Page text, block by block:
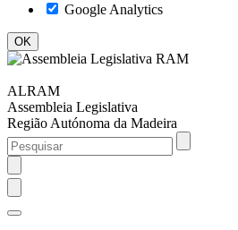
Google Analytics
ALRAM
Assembleia Legislativa
Região Autónoma da Madeira